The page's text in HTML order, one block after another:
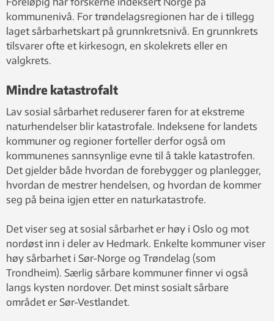
kommunenivå. For trøndelagsregionen har de i tillegg
laget sårbarhetskart på grunnkretsnivå. En grunnkrets
tilsvarer ofte et kirkesogn, en skolekrets eller en
valgkrets.
Mindre katastrofalt
Lav sosial sårbarhet reduserer faren for at ekstreme
naturhendelser blir katastrofale. Indeksene for landets
kommuner og regioner forteller derfor også om
kommunenes sannsynlige evne til å takle katastrofen.
Det gjelder både hvordan de forebygger og planlegger,
hvordan de mestrer hendelsen, og hvordan de kommer
seg på beina igjen etter en naturkatastrofe.
Det viser seg at sosial sårbarhet er høy i Oslo og mot
nordøst inn i deler av Hedmark. Enkelte kommuner viser
høy sårbarhet i Sør-Norge og Trøndelag (som
Trondheim). Særlig sårbare kommuner finner vi også
langs kysten nordover. Det minst sosialt sårbare
området er Sør-Vestlandet.